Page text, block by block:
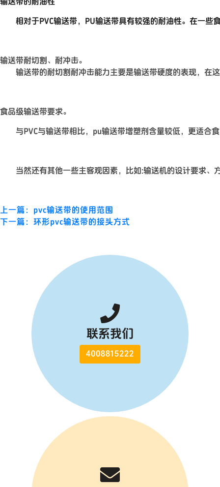
相对于PVC输送带，PU输送带具有较强的耐油性。在一些
输送带耐切割、耐冲击。
输送带的耐切割耐冲击能力主要是输送带硬度的表现，在这
食品级输送带要求。
与PVC与输送带相比，pu输送带增塑剂含量较低，更适合
当然还有其他一些主客观因素，比如:输送机的设计要求、
上一篇：pvc输送带的使用范围
下一篇：环形pvc输送带的接头方式
联系我们
4008815222